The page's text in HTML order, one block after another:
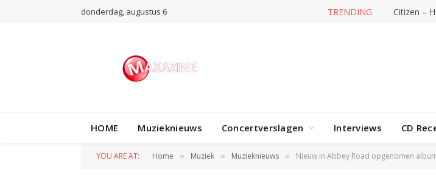
donderdag, augustus 6 TRENDING Citizen –
HOME Muzieknieuws Concertverslagen Interviews CD
YOU ARE AT: Home » Muziek » Muzieknieuws » Nieuw in Abbey Road opgenomen